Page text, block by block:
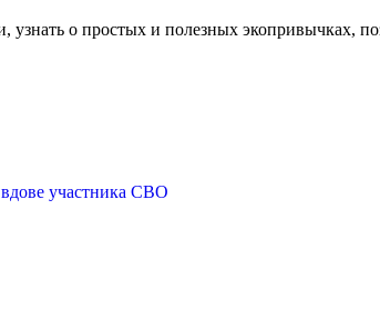
о простых и полезных экопривычках,